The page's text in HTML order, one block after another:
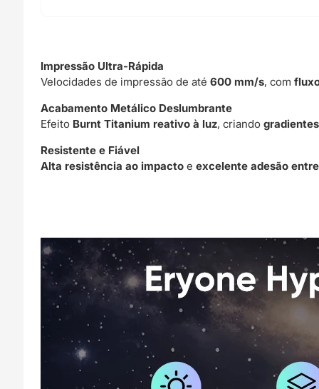
Impressão Ultra-Rápida
Velocidades de impressão de até600 mm/s, com
Acabamento Metálico Deslumbrante
Efeito Burnt Titanium reativo à luz, criando
Resistente e Fiável
Alta resistência ao impacto eexcelente adesão